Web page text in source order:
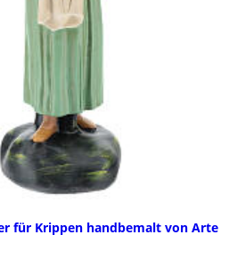
für Krippen handbemalt von Arte